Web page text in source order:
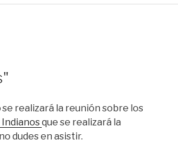
se realizará la reunión sobre los
Indianosque se realizará la
dudes en asistir.